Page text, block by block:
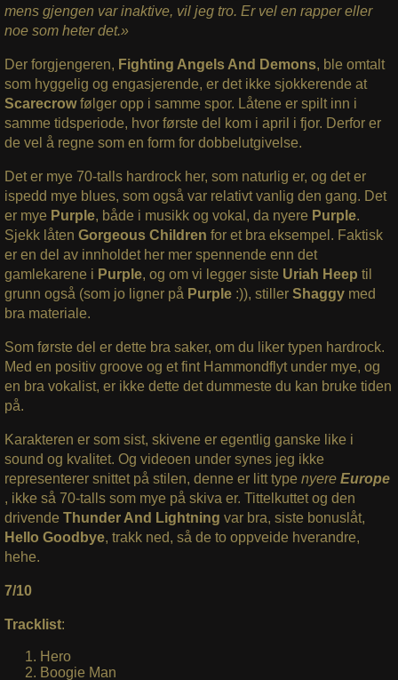
mens gjengen var inaktive, vil jeg tro. Er vel en rapper eller
noe som heter det.»
Der forgjengeren, Fighting Angels And Demons, ble omtalt
som hyggelig og engasjerende, er det ikke sjokkerende at
Scarecrowfølger opp i samme spor. Låtene er spilt inn i
samme tidsperiode, hvor første del kom i april i fjor. Derfor er
de vel å regne som en form for dobbelutgivelse.
Det er mye 70-talls hardrock her, som naturlig er, og det er
ispedd mye blues, som også var relativt vanlig den gang. Det
er mye Purple, både i musikk og vokal, da nyere Purple.
Sjekk låten Gorgeous Children for et bra eksempel. Faktisk
er en del av innholdet her mer spennende enn det
gamlekarene i Purple, og om vi legger siste Uriah Heep til
grunn også (som jo ligner på Purple :)), stiller Shaggy med
bra materiale.
Som første del er dette bra saker, om du liker typen hardrock.
Med en positiv groove og et fint Hammondflyt under mye, og
en bra vokalist, er ikke dette det dummeste du kan bruke tiden
på.
Karakteren er som sist, skivene er egentlig ganske like i
sound og kvalitet. Og videoen under synes jeg ikke
representerer snittet på stilen, denne er litt type nyere Europe
, ikke så 70-talls som mye på skiva er. Tittelkuttet og den
drivende Thunder And Lightning var bra, siste bonuslåt,
Hello Goodbye, trakk ned, så de to oppveide hverandre,
hehe.
7/10
Tracklist:
Hero
Boogie Man